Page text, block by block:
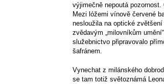
výjimečně nepoutá
Mezi lóžemi vínově červené
nesloužila na optické
zvědavým „milovníkům
služebnictvo připravovalo
šafránem.
Vynechat z milánského
se tam totiž světoznámá